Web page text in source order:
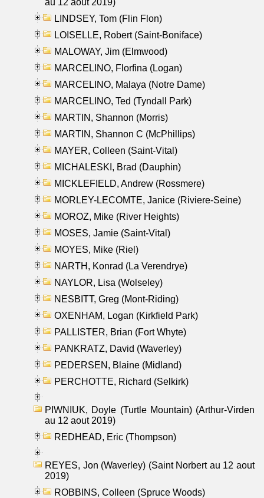
LINDSEY, Tom (Flin Flon)
LOISELLE, Robert (Saint-Boniface)
MALOWAY, Jim (Elmwood)
MARCELINO, Florfina (Logan)
MARCELINO, Malaya (Notre Dame)
MARCELINO, Ted (Tyndall Park)
MARTIN, Shannon (Morris)
MARTIN, Shannon C (McPhillips)
MAYER, Colleen (Saint-Vital)
MICHALESKI, Brad (Dauphin)
MICKLEFIELD, Andrew (Rossmere)
MORLEY-LECOMTE, Janice (Riviere-Seine)
MOROZ, Mike (River Heights)
MOSES, Jamie (Saint-Vital)
MOYES, Mike (Riel)
NARTH, Konrad (La Verendrye)
NAYLOR, Lisa (Wolseley)
NESBITT, Greg (Mont-Riding)
OXENHAM, Logan (Kirkfield Park)
PALLISTER, Brian (Fort Whyte)
PANKRATZ, David (Waverley)
PEDERSEN, Blaine (Midland)
PERCHOTTE, Richard (Selkirk)
PIWNIUK, Doyle (Turtle Mountain) (Arthur-Virden
au 12 aout 2019)
REDHEAD, Eric (Thompson)
REYES, Jon (Waverley) (Saint Norbert au 12 aout
2019)
ROBBINS, Colleen (Spruce Woods)